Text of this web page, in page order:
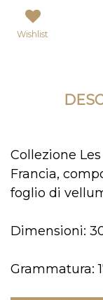
Wishlist
Collezione
Francia,
foglio di
Dimensioni:
Grammatura: